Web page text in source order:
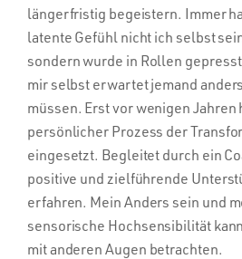
längerfristig begeistern. Immer
latente Gefühl nicht ich selbst
sondern wurde in Rollen
mir selbst erwartet jemand
müssen. Erst vor wenigen Jahren
persönlicher Prozess der
eingesetzt. Begleitet durch ein
positive und zielführende
erfahren. Mein Anders sein und
sensorische Hochsensibilität
mit anderen Augen betrachten.